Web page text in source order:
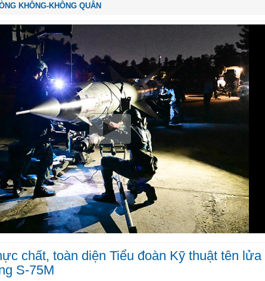
KHÔNG-KHÔNG QUÂN
chất, toàn diện Tiểu đoàn Kỹ thuật tên lửa
S-75M